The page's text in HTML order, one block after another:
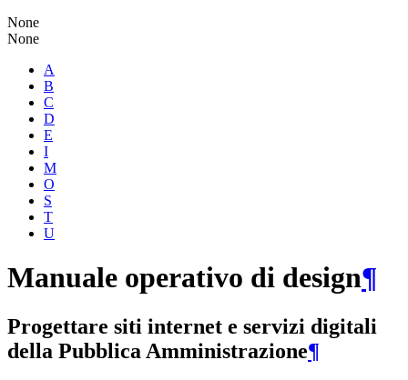
None
None
A
B
C
D
E
I
M
O
S
T
U
Manuale operativo di design¶
Progettare siti internet e servizi digitali
della Pubblica Amministrazione¶